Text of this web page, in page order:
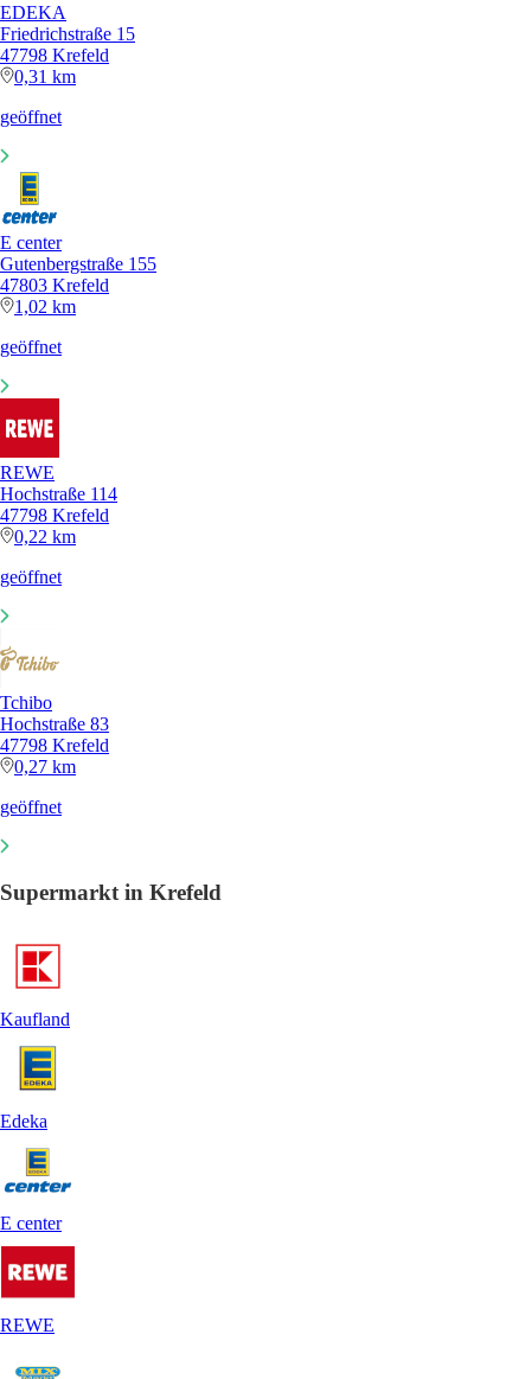
EDEKA
Friedrichstraße 15
47798 Krefeld
0,31 km
geöffnet
E center
Gutenbergstraße 155
47803 Krefeld
1,02 km
geöffnet
REWE
Hochstraße 114
47798 Krefeld
0,22 km
geöffnet
Tchibo
Hochstraße 83
47798 Krefeld
0,27 km
geöffnet
Supermarkt in Krefeld
Kaufland
Edeka
E center
REWE